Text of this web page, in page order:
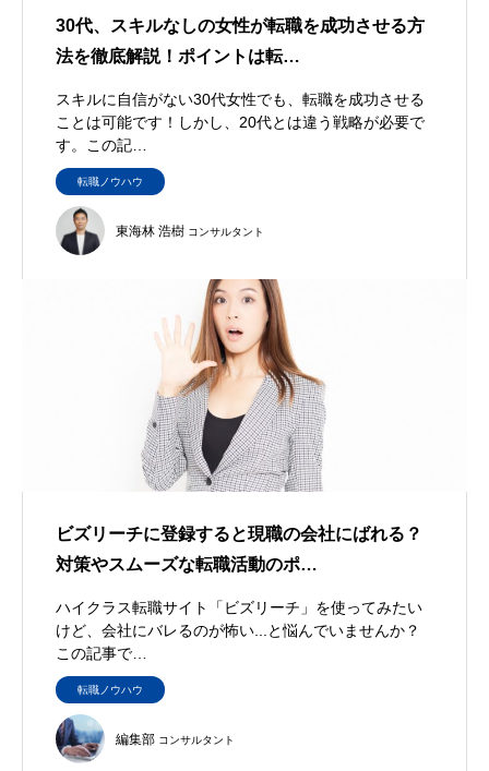
30代、スキルなしの女性が転職を成功させる方
法を徹底解説！ポイントは転…
スキルに自信がない30代女性でも、転職を成功させる
ことは可能です！しかし、20代とは違う戦略が必要で
す。この記…
転職ノウハウ
東海林 浩樹 コンサルタント
ビズリーチに登録すると現職の会社にばれる？
対策やスムーズな転職活動のポ…
ハイクラス転職サイト「ビズリーチ」を使ってみたい
けど、会社にバレるのが怖い...と悩んでいませんか？
この記事で…
転職ノウハウ
編集部 コンサルタント